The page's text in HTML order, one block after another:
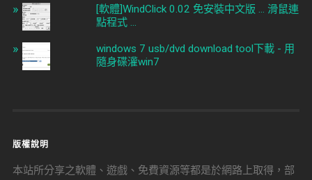
[軟體]WindClick 0.02 免安裝中文版 ... 滑鼠連
點程式 ...
windows 7 usb/dvd download tool下載 - 用
隨身碟灌win7
版權說明
本站所分享之軟體、遊戲、免費資源等都是於網路上取得，部